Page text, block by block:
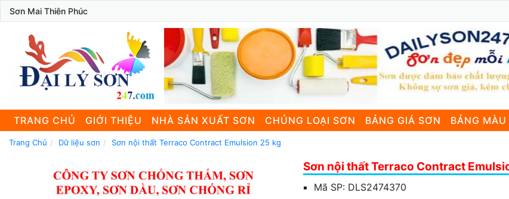
Sơn Mai Thiên Phúc
TRANG CHỦ GIỚI THIỆU NHÀ SẢN XUẤT SƠN CHỦNG LOẠI SƠN BẢNG GIÁ SƠN BẢNG MÀU
Trang Chủ Dữ liệu sơn Sơn nội thất Terraco Contract Emulsion 25 kg
Sơn nội thất Terraco Contract
Mã SP: DLS2474370